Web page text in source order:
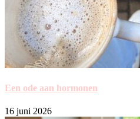
Een ode aan hormonen
16 juni 2026